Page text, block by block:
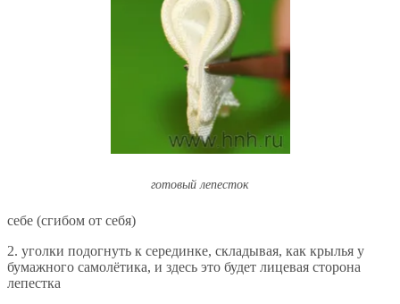
готовый лепесток
себе (сгибом от себя)
2. уголки подогнуть к серединке, складывая, как крылья у
бумажного самолётика, и здесь это будет лицевая сторона
лепестка